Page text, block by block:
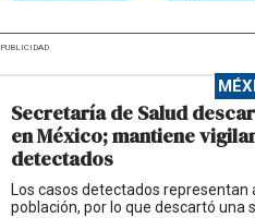
PUBLICIDAD
Secretaría de Salud
en México; mantiene
detectados
Los casos detectados representan
población, por lo que descartó una